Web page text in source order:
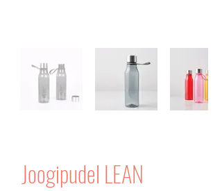
Joogipudel LEAN